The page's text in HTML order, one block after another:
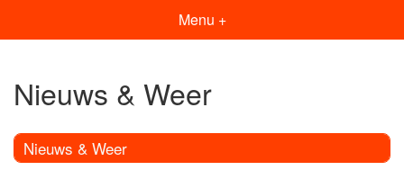
Menu +
Nieuws & Weer
Nieuws & Weer